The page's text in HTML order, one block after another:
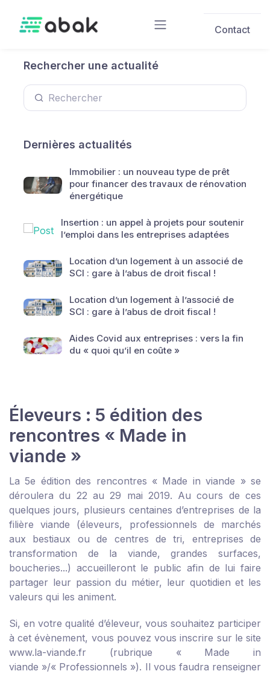
Contact
Rechercher une actualité
Dernières actualités
Immobilier : un nouveau type de prêt
pour financer des travaux de rénovation
énergétique
Insertion : un appel à projets pour soutenir
l’emploi dans les entreprises adaptées
Location d’un logement à un associé de
SCI : gare à l’abus de droit fiscal !
Location d’un logement à l’associé de
SCI : gare à l’abus de droit fiscal !
Aides Covid aux entreprises : vers la fin
du « quoi qu’il en coûte »
Éleveurs : 5 édition des
rencontres « Made in
viande »
La 5e édition des rencontres « Made in viande » se
déroulera du 22 au 29 mai 2019. Au cours de ces
quelques jours, plusieurs centaines d’entreprises de la
filière viande (éleveurs, professionnels de marchés
aux bestiaux ou de centres de tri, entreprises de
transformation de la viande, grandes surfaces,
boucheries...) accueilleront le public afin de lui faire
partager leur passion du métier, leur quotidien et les
valeurs qui les animent.
Si, en votre qualité d’éleveur, vous souhaitez participer
à cet évènement, vous pouvez vous inscrire sur le site
www.la-viande.fr (rubrique « Made in
viande »/« Professionnels »). Il vous faudra renseigner